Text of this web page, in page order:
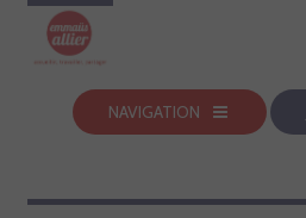
NAVIGATION